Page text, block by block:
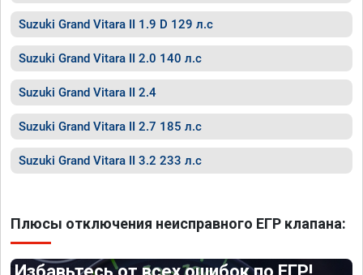
Suzuki Grand Vitara II 1.9 D 129 л.с
Suzuki Grand Vitara II 2.0 140 л.с
Suzuki Grand Vitara II 2.4
Suzuki Grand Vitara II 2.7 185 л.с
Suzuki Grand Vitara II 3.2 233 л.с
Плюсы отключения неисправного ЕГР клапана: